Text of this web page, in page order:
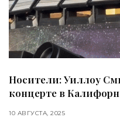
Носители: Уиллоу
концерте в
10 АВГУСТА, 2025